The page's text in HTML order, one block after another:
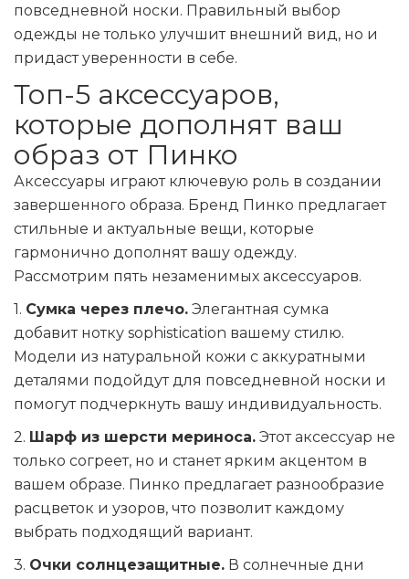
повседневной носки. Правильный выбор
одежды не только улучшит внешний вид, но и
придаст уверенности в себе.
Топ-5 аксессуаров,
которые дополнят ваш
образ от Пинко
Аксессуары играют ключевую роль в создании
завершенного образа. Бренд Пинко предлагает
стильные и актуальные вещи, которые
гармонично дополнят вашу одежду.
Рассмотрим пять незаменимых аксессуаров.
1. Сумка через плечо. Элегантная сумка
добавит нотку sophistication вашему стилю.
Модели из натуральной кожи с аккуратными
деталями подойдут для повседневной носки и
помогут подчеркнуть вашу индивидуальность.
2. Шарф из шерсти мериноса. Этот аксессуар не
только согреет, но и станет ярким акцентом в
вашем образе. Пинко предлагает разнообразие
расцветок и узоров, что позволит каждому
выбрать подходящий вариант.
3. Очки солнцезащитные. В солнечные дни